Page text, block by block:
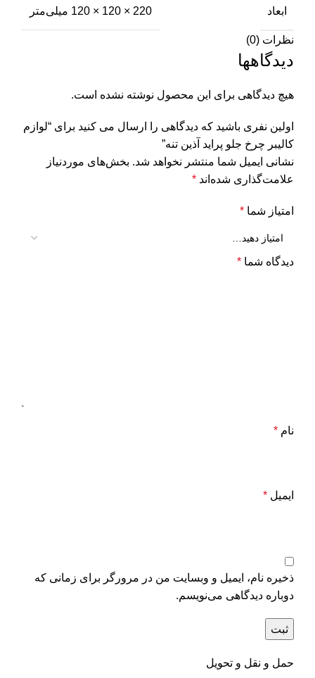
ابعاد 220 × 120 × 120 میلی‌متر
نظرات (0)
دیدگاهها
هیچ دیدگاهی برای این محصول نوشته نشده است.
اولین نفری باشید که دیدگاهی را ارسال می کنید برای “لوازم
کالیبر چرخ جلو پراید آذین تنه”
نشانی ایمیل شما منتشر نخواهد شد. بخش‌های موردنیاز
علامت‌گذاری شده‌اند *
امتیاز شما *
دیدگاه شما *
نام *
ایمیل *
ذخیره نام، ایمیل و وبسایت من در مرورگر برای زمانی که
دوباره دیدگاهی می‌نویسم.
حمل و نقل و تحویل